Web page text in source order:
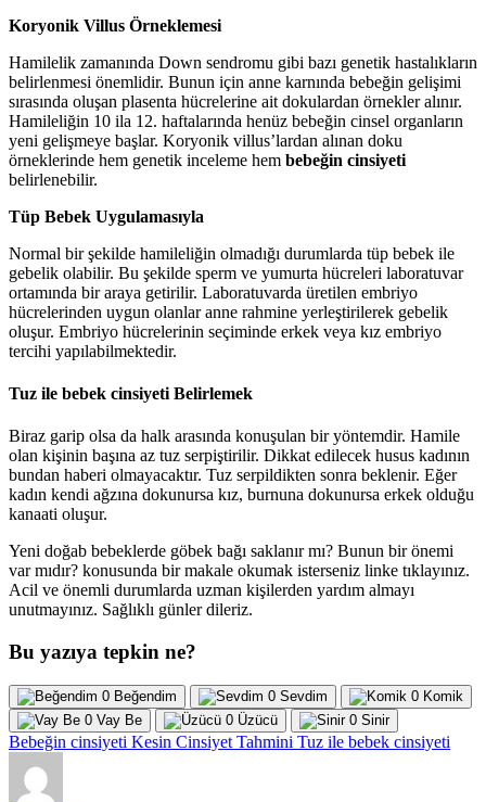
Koryonik Villus Örneklemesi
Hamilelik zamanında Down sendromu gibi bazı genetik hastalıkların
belirlenmesi önemlidir. Bunun için anne karnında bebeğin gelişimi
sırasında oluşan plasenta hücrelerine ait dokulardan örnekler alınır.
Hamileliğin 10 ila 12. haftalarında henüz bebeğin cinsel organların
yeni gelişmeye başlar. Koryonik villus’lardan alınan doku
örneklerinde hem genetik inceleme hem bebeğin cinsiyeti
belirlenebilir.
Tüp Bebek Uygulamasıyla
Normal bir şekilde hamileliğin olmadığı durumlarda tüp bebek ile
gebelik olabilir. Bu şekilde sperm ve yumurta hücreleri laboratuvar
ortamında bir araya getirilir. Laboratuvarda üretilen embriyo
hücrelerinden uygun olanlar anne rahmine yerleştirilerek gebelik
oluşur. Embriyo hücrelerinin seçiminde erkek veya kız embriyo
tercihi yapılabilmektedir.
Tuz ile bebek cinsiyeti Belirlemek
Biraz garip olsa da halk arasında konuşulan bir yöntemdir. Hamile
olan kişinin başına az tuz serpiştirilir. Dikkat edilecek husus kadının
bundan haberi olmayacaktır. Tuz serpildikten sonra beklenir. Eğer
kadın kendi ağzına dokunursa kız, burnuna dokunursa erkek olduğu
kanaati oluşur.
Yeni doğab bebeklerde göbek bağı saklanır mı? Bunun bir önemi
var mıdır? konusunda bir makale okumak isterseniz linke tıklayınız.
Acil ve önemli durumlarda uzman kişilerden yardım almayı
unutmayınız. Sağlıklı günler dileriz.
Bu yazıya tepkin ne?
0 Beğendim 0 Sevdim 0 Komik
0 Vay Be 0 Üzücü 0 Sinir
Bebeğin cinsiyeti Kesin Cinsiyet Tahmini Tuz ile bebek cinsiyeti